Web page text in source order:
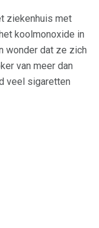
ziekenhuis met
koolmonoxide in
wonder dat ze zich
van meer dan
veel sigaretten